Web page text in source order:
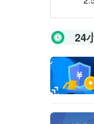
24